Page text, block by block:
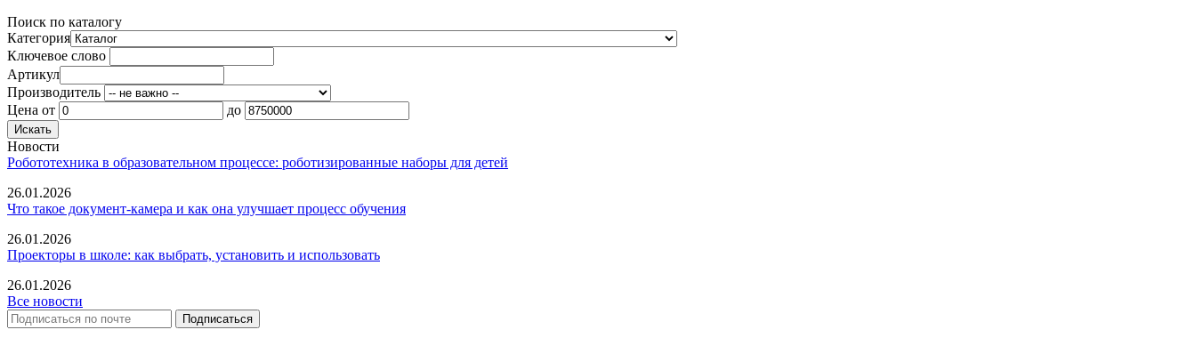
Поиск по каталогу
Категория
Ключевое слово
Артикул
Производитель
Цена от до
Новости
Робототехника в образовательном процессе: роботизированные наборы для детей
26.01.2026
Что такое документ-камера и как она улучшает процесс обучения
26.01.2026
Проекторы в школе: как выбрать, установить и использовать
26.01.2026
Все новости